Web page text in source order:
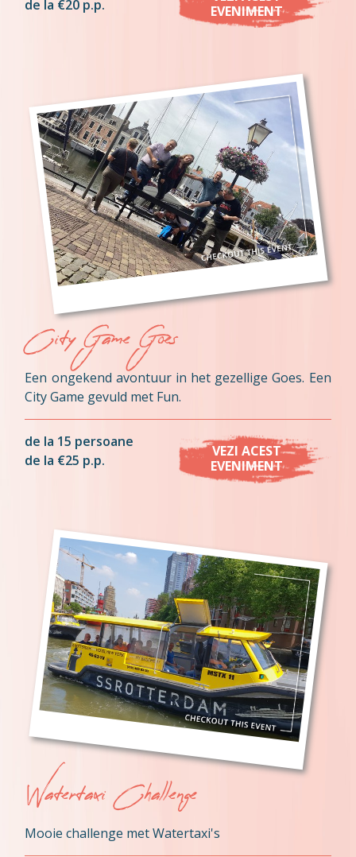
de la €20 p.p.
EVENIMENT
City Game Goes
Een ongekend avontuur in het gezellige Goes. Een
City Game gevuld met Fun.
de la 15 persoane
de la €25 p.p.
VEZI ACEST
EVENIMENT
Watertaxi Challenge
Mooie challenge met Watertaxi's